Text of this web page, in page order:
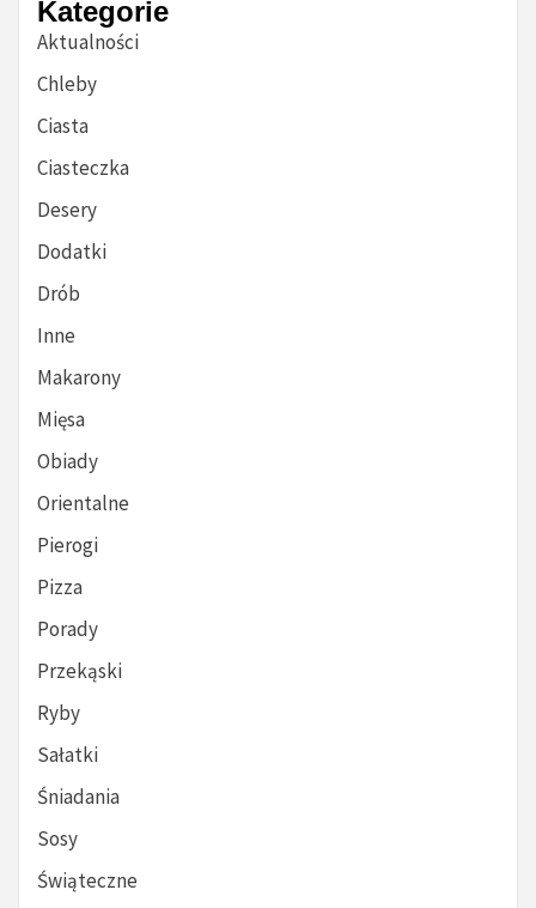
Kategorie
Aktualności
Chleby
Ciasta
Ciasteczka
Desery
Dodatki
Drób
Inne
Makarony
Mięsa
Obiady
Orientalne
Pierogi
Pizza
Porady
Przekąski
Ryby
Sałatki
Śniadania
Sosy
Świąteczne